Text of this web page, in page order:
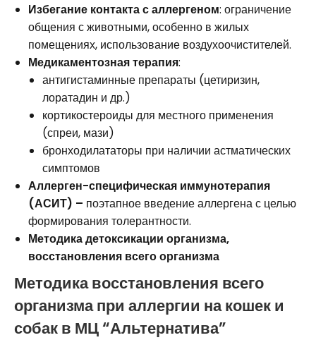
Избегание контакта с аллергеном: ограничение
общения с животными, особенно в жилых
помещениях, использование воздухоочистителей.
Медикаментозная терапия:
антигистаминные препараты (цетиризин,
лоратадин и др.)
кортикостероиды для местного применения
(спреи, мази)
бронходилататоры при наличии астматических
симптомов
Аллерген-специфическая иммунотерапия
(АСИТ) – поэтапное введение аллергена с целью
формирования толерантности.
Методика детоксикации организма,
восстановления всего организма
Методика восстановления всего
организма при аллергии на кошек и
собак в МЦ “Альтернатива”